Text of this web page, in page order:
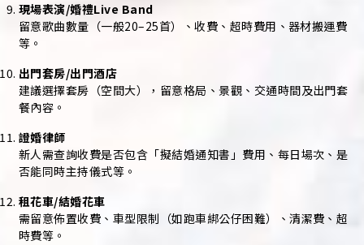
現場表演/婚禮Live Band
留意歌曲數量（一般20–25首）、收費、超時費用、器材搬運費
等。
出門套房/出門酒店
建議選擇套房（空間大），留意格局、景觀、交通時間及出門套
餐內容。
證婚律師
新人需查詢收費是否包含「擬結婚通知書」費用、每日場次、是
否能同時主持儀式等。
租花車/結婚花車
需留意佈置收費、車型限制（如跑車綁公仔困難）、清潔費、超
時費等。